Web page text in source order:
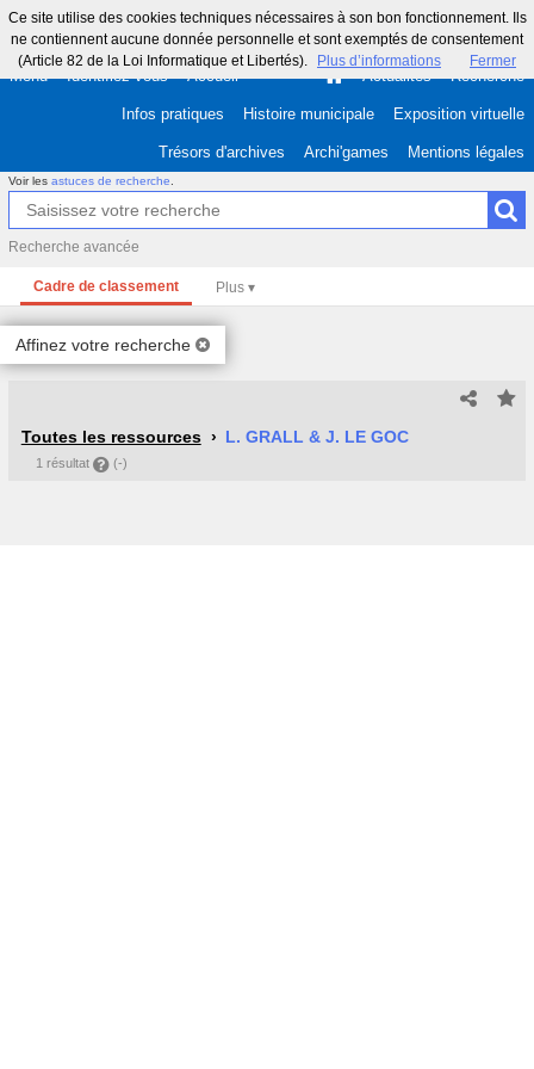
Ce site utilise des cookies techniques nécessaires à son bon fonctionnement. Ils
ne contiennent aucune donnée personnelle et sont exemptés de consentement
(Article 82 de la Loi Informatique et Libertés).
Plus d’informations Fermer
Menu Identifiez-vous Accueil Actualités Recherche
Infos pratiques Histoire municipale Exposition virtuelle
Trésors d'archives Archi'games Mentions légales
Voir les astuces de recherche
Recherche avancée
Cadre de classement
Affinez votre recherche
Toutes les ressources L. GRALL & J. LE GOC
1 résultat (-)